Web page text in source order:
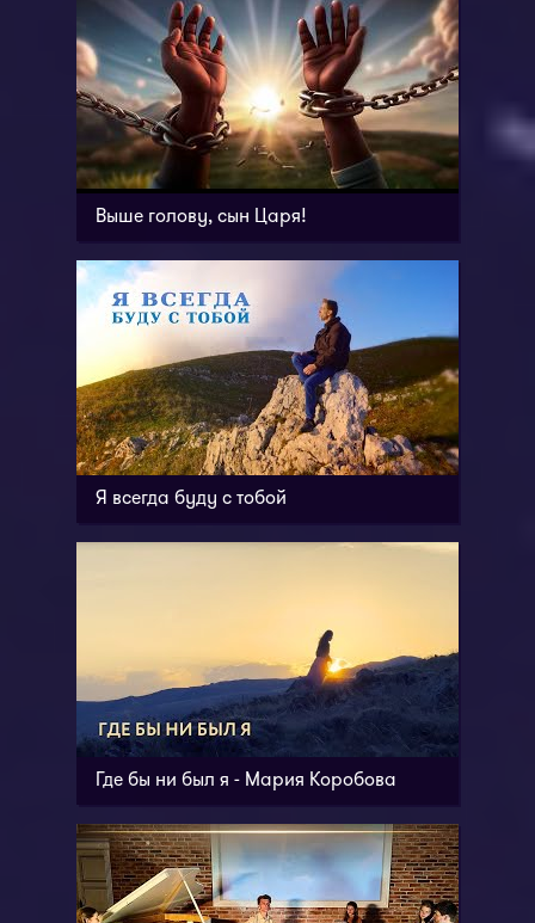
Выше голову, сын Царя!
Я всегда буду с тобой
Где бы ни был я - Мария Коробова